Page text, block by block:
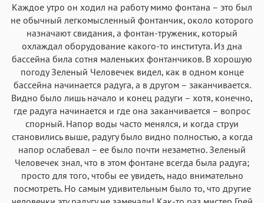
Каждое утро он ходил на работу мимо фонтана – это был
не обычный легкомысленный фонтанчик, около которого
назначают свидания, а фонтан-труженик, который
охлаждал оборудование какого-то института. Из дна
бассейна била сотня маленьких фонтанчиков. В хорошую
погоду Зеленый Человечек видел, как в одном конце
бассейна начинается радуга, а в другом – заканчивается.
Видно было лишь начало и конец радуги – хотя, конечно,
где радуга начинается и где она заканчивается – вопрос
спорный. Напор воды часто менялся, и когда струи
становились выше, радугу было видно полностью, а когда
напор ослабевал – ее было почти незаметно. Зеленый
Человечек знал, что в этом фонтане всегда была радуга;
просто для того, чтобы ее увидеть, надо внимательно
посмотреть. Но самым удивительным было то, что другие